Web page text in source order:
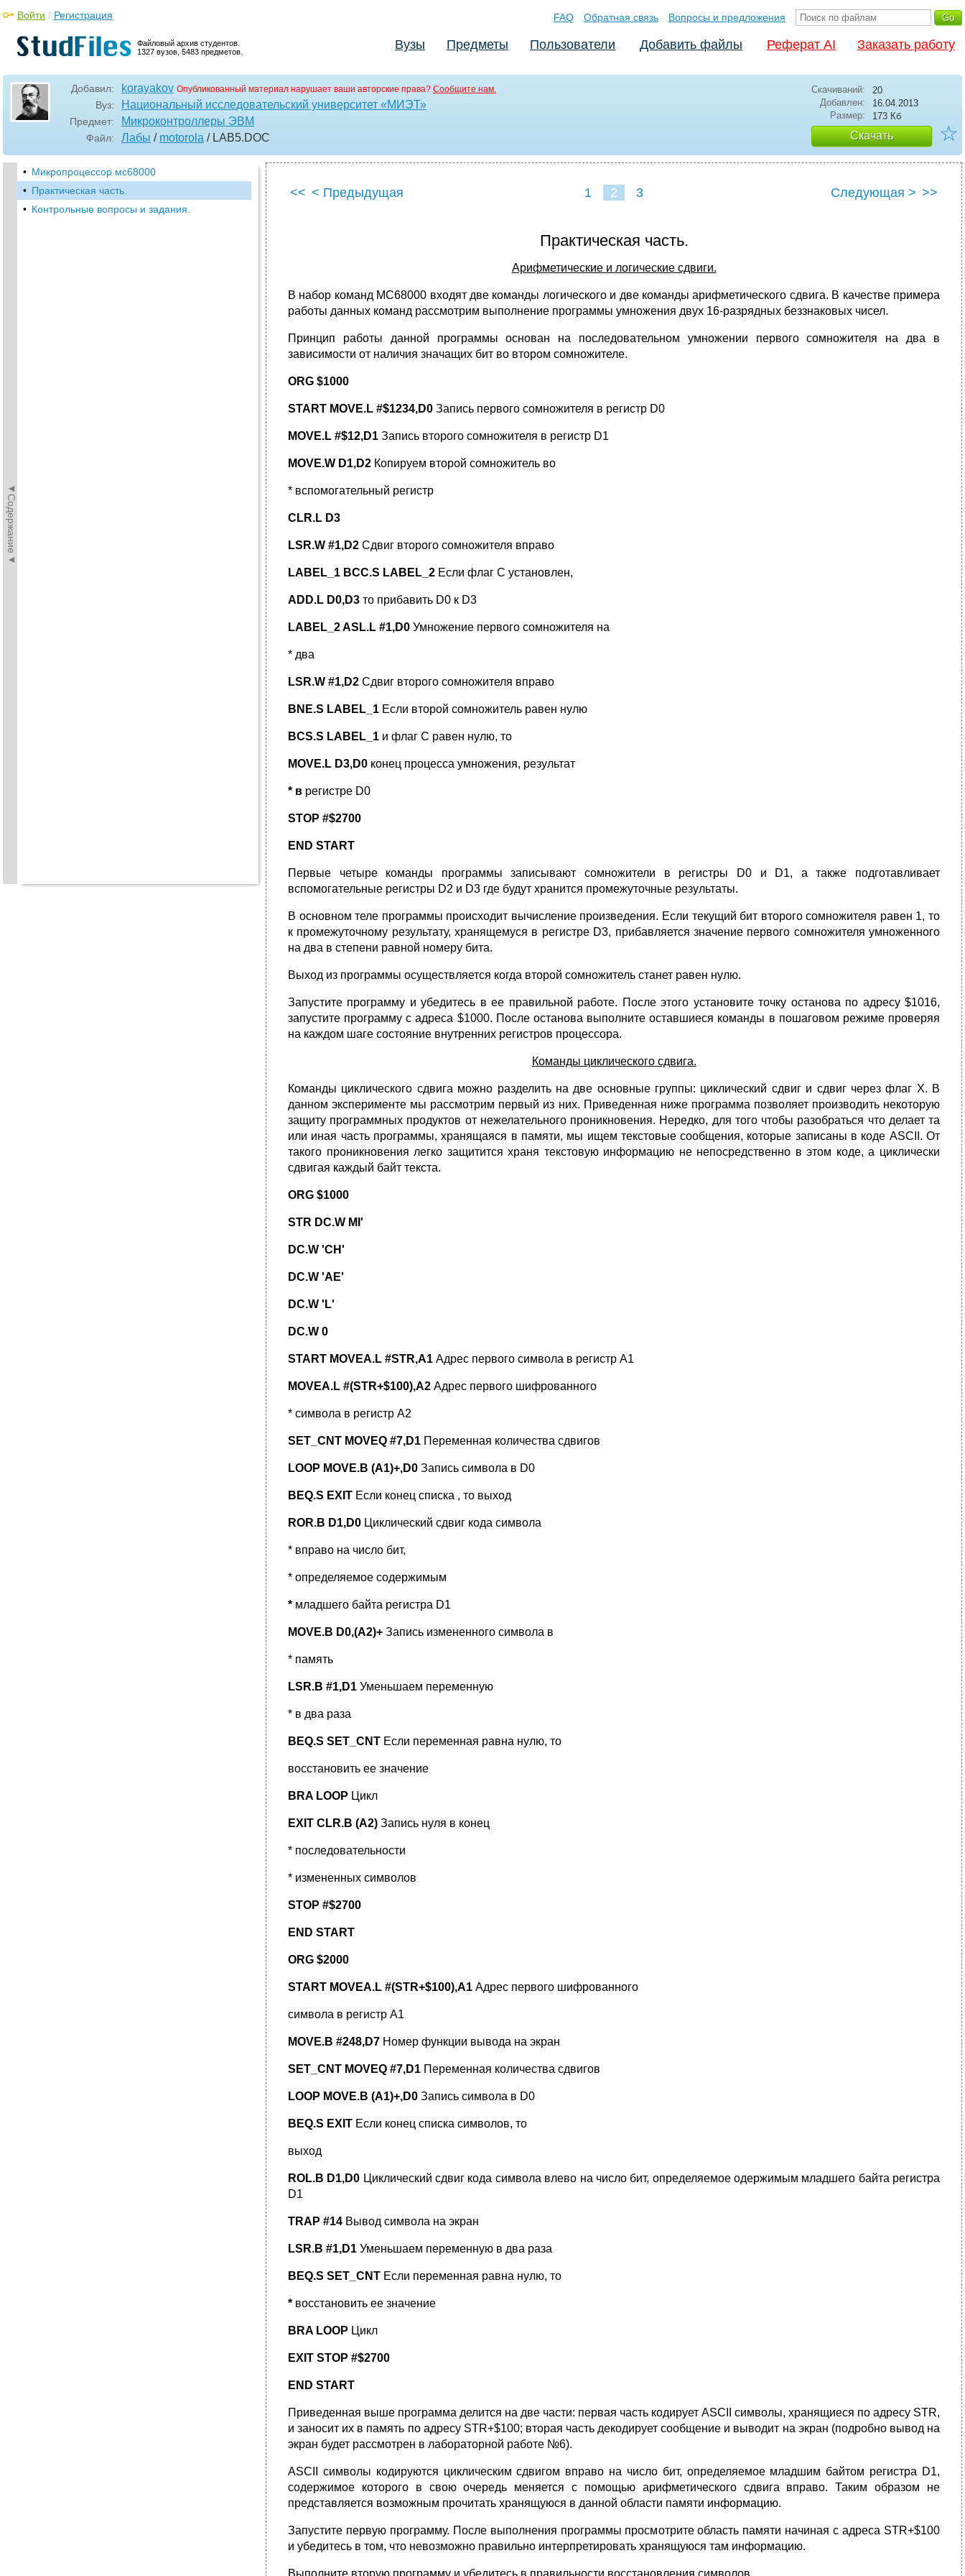
Файловый архив студентов.
1327 вузов, 5483 предметов.
Войти / Регистрация FAQ Обратная связь Вопросы и предложения
Вузы Предметы Пользователи Добавить файлы Реферат AI Заказать работу
Добавил: korayakov Опубликованный материал нарушает ваши авторские права? Сообщите нам.
Вуз: Национальный исследовательский университет «МИЭТ»
Предмет: Микроконтроллеры ЭВМ
Файл: Лабы / motorola / LAB5.DOC
Скачиваний:
20
Добавлен:
16.04.2013
Размер:
173 Кб
Скачать ☆
◄Содержание◄
• Микропроцессор мс68000
• Практическая часть.
• Контрольные вопросы и задания.
<< < Предыдущая 1 2 3 Следующая > >>
Практическая часть.
Арифметические и логические сдвиги.
В набор команд МС68000 входят две команды логического и две команды арифметического сдвига. В качестве примера
работы данных команд рассмотрим выполнение программы умножения двух 16-разрядных беззнаковых чисел.
Принцип работы данной программы основан на последовательном умножении первого сомножителя на два в
зависимости от наличия значащих бит во втором сомножителе.
ORG $1000
START MOVE.L #$1234,D0 Запись первого сомножителя в регистр D0
MOVE.L #$12,D1 Запись второго сомножителя в регистр D1
MOVE.W D1,D2 Копируем второй сомножитель во
* вспомогательный регистр
CLR.L D3
LSR.W #1,D2 Сдвиг второго сомножителя вправо
LABEL_1 BCC.S LABEL_2 Если флаг С установлен,
ADD.L D0,D3 то прибавить D0 к D3
LABEL_2 ASL.L #1,D0 Умножение первого сомножителя на
* два
LSR.W #1,D2 Сдвиг второго сомножителя вправо
BNE.S LABEL_1 Если второй сомножитель равен нулю
BCS.S LABEL_1 и флаг С равен нулю, то
MOVE.L D3,D0 конец процесса умножения, результат
* в регистре D0
STOP #$2700
END START
Первые четыре команды программы записывают сомножители в регистры D0 и D1, а также подготавливает
вспомогательные регистры D2 и D3 где будут хранится промежуточные результаты.
В основном теле программы происходит вычисление произведения. Если текущий бит второго сомножителя равен 1, то
к промежуточному результату, хранящемуся в регистре D3, прибавляется значение первого сомножителя умноженного
на два в степени равной номеру бита.
Выход из программы осуществляется когда второй сомножитель станет равен нулю.
Запустите программу и убедитесь в ее правильной работе. После этого установите точку останова по адресу $1016,
запустите программу с адреса $1000. После останова выполните оставшиеся команды в пошаговом режиме проверяя
на каждом шаге состояние внутренних регистров процессора.
Команды циклического сдвига.
Команды циклического сдвига можно разделить на две основные группы: циклический сдвиг и сдвиг через флаг Х. В
данном эксперименте мы рассмотрим первый из них. Приведенная ниже программа позволяет производить некоторую
защиту программных продуктов от нежелательного проникновения. Нередко, для того чтобы разобраться что делает та
или иная часть программы, хранящаяся в памяти, мы ищем текстовые сообщения, которые записаны в коде ASCII. От
такого проникновения легко защитится храня текстовую информацию не непосредственно в этом коде, а циклически
сдвигая каждый байт текста.
ORG $1000
STR DC.W MI'
DC.W 'CH'
DC.W 'AE'
DC.W 'L'
DC.W 0
START MOVEA.L #STR,A1 Адрес первого символа в регистр А1
MOVEA.L #(STR+$100),A2 Адрес первого шифрованного
* символа в регистр А2
SET_CNT MOVEQ #7,D1 Переменная количества сдвигов
LOOP MOVE.B (A1)+,D0 Запись символа в D0
BEQ.S EXIT Если конец списка , то выход
ROR.B D1,D0 Циклический сдвиг кода символа
* вправо на число бит,
* определяемое содержимым
* младшего байта регистра D1
MOVE.B D0,(A2)+ Запись измененного символа в
* память
LSR.B #1,D1 Уменьшаем переменную
* в два раза
BEQ.S SET_CNT Если переменная равна нулю, то
восстановить ее значение
BRA LOOP Цикл
EXIT CLR.B (A2) Запись нуля в конец
* последовательности
* измененных символов
STOP #$2700
END START
ORG $2000
START MOVEA.L #(STR+$100),A1 Адрес первого шифрованного
символа в регистр А1
MOVE.B #248,D7 Номер функции вывода на экран
SET_CNT MOVEQ #7,D1 Переменная количества сдвигов
LOOP MOVE.B (A1)+,D0 Запись символа в D0
BEQ.S EXIT Если конец списка символов, то
выход
ROL.B D1,D0 Циклический сдвиг кода символа влево на число бит, определяемое одержимым младшего байта регистра
D1
TRAP #14 Вывод символа на экран
LSR.B #1,D1 Уменьшаем переменную в два раза
BEQ.S SET_CNT Если переменная равна нулю, то
* восстановить ее значение
BRA LOOP Цикл
EXIT STOP #$2700
END START
Приведенная выше программа делится на две части: первая часть кодирует ASCII символы, хранящиеся по адресу STR,
и заносит их в память по адресу STR+$100; вторая часть декодирует сообщение и выводит на экран (подробно вывод на
экран будет рассмотрен в лабораторной работе №6).
ASCII символы кодируются циклическим сдвигом вправо на число бит, определяемое младшим байтом регистра D1,
содержимое которого в свою очередь меняется с помощью арифметического сдвига вправо. Таким образом не
представляется возможным прочитать хранящуюся в данной области памяти информацию.
Запустите первую программу. После выполнения программы просмотрите область памяти начиная с адреса STR+$100
и убедитесь в том, что невозможно правильно интерпретировать хранящуюся там информацию.
Выполните вторую программу и убедитесь в правильности восстановления символов.